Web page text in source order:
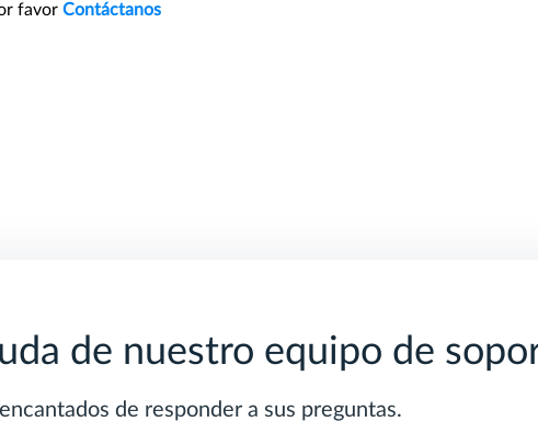
favor Contáctanos
de nuestro equipo de
de responder a sus preguntas.